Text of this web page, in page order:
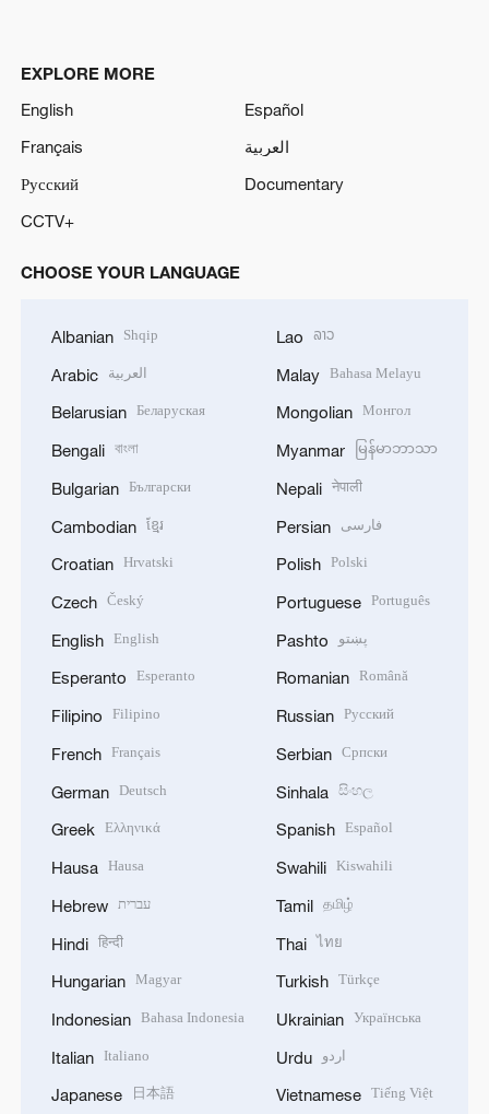
EXPLORE MORE
English
Español
Français
العربية
Русский
Documentary
CCTV+
CHOOSE YOUR LANGUAGE
Albanian Shqip
Arabic العربية
Belarusian Беларуская
Bengali বাংলা
Bulgarian Български
Cambodian ខ្មែរ
Croatian Hrvatski
Czech Český
English English
Esperanto Esperanto
Filipino Filipino
French Français
German Deutsch
Greek Ελληνικά
Hausa Hausa
Hebrew עברית
Hindi हिन्दी
Hungarian Magyar
Indonesian Bahasa Indonesia
Italian Italiano
Japanese 日本語
Lao ລາວ
Malay Bahasa Melayu
Mongolian Монгол
Myanmar မြန်မာဘာသာ
Nepali नेपाली
Persian فارسی
Polish Polski
Portuguese Português
Pashto پښتو
Romanian Română
Russian Русский
Serbian Српски
Sinhala සිංහල
Spanish Español
Swahili Kiswahili
Tamil தமிழ்
Thai ไทย
Turkish Türkçe
Ukrainian Українська
Urdu اردو
Vietnamese Tiếng Việt